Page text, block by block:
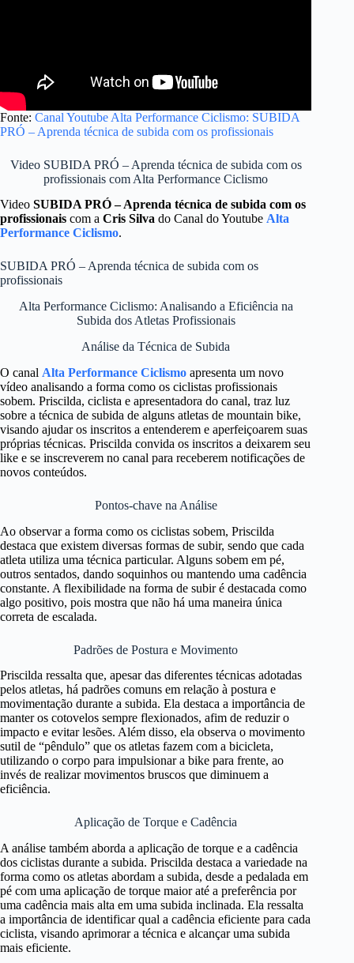
Fonte: Canal Youtube Alta Performance Ciclismo: SUBIDA
PRÓ – Aprenda técnica de subida com os profissionais
Video SUBIDA PRÓ – Aprenda técnica de subida com os
profissionais com Alta Performance Ciclismo
Video SUBIDA PRÓ – Aprenda técnica de subida com os
profissionais com a Cris Silva do Canal do Youtube Alta
Performance Ciclismo.
SUBIDA PRÓ – Aprenda técnica de subida com os
profissionais
Alta Performance Ciclismo: Analisando a Eficiência na
Subida dos Atletas Profissionais
Análise da Técnica de Subida
O canal Alta Performance Ciclismo apresenta um novo
vídeo analisando a forma como os ciclistas profissionais
sobem. Priscilda, ciclista e apresentadora do canal, traz luz
sobre a técnica de subida de alguns atletas de mountain bike,
visando ajudar os inscritos a entenderem e aperfeiçoarem suas
próprias técnicas. Priscilda convida os inscritos a deixarem seu
like e se inscreverem no canal para receberem notificações de
novos conteúdos.
Pontos-chave na Análise
Ao observar a forma como os ciclistas sobem, Priscilda
destaca que existem diversas formas de subir, sendo que cada
atleta utiliza uma técnica particular. Alguns sobem em pé,
outros sentados, dando soquinhos ou mantendo uma cadência
constante. A flexibilidade na forma de subir é destacada como
algo positivo, pois mostra que não há uma maneira única
correta de escalada.
Padrões de Postura e Movimento
Priscilda ressalta que, apesar das diferentes técnicas adotadas
pelos atletas, há padrões comuns em relação à postura e
movimentação durante a subida. Ela destaca a importância de
manter os cotovelos sempre flexionados, afim de reduzir o
impacto e evitar lesões. Além disso, ela observa o movimento
sutil de “pêndulo” que os atletas fazem com a bicicleta,
utilizando o corpo para impulsionar a bike para frente, ao
invés de realizar movimentos bruscos que diminuem a
eficiência.
Aplicação de Torque e Cadência
A análise também aborda a aplicação de torque e a cadência
dos ciclistas durante a subida. Priscilda destaca a variedade na
forma como os atletas abordam a subida, desde a pedalada em
pé com uma aplicação de torque maior até a preferência por
uma cadência mais alta em uma subida inclinada. Ela ressalta
a importância de identificar qual a cadência eficiente para cada
ciclista, visando aprimorar a técnica e alcançar uma subida
mais eficiente.